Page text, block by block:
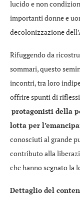
lucido e non
importanti donne e
decolonizzazione
Rifuggendo da
sommari, questo
incontri, tra loro
offrire spunti di
protagonisti della
lotta per
conosciuti al grande
contributo alla
che hanno segnato la
Dettaglio del